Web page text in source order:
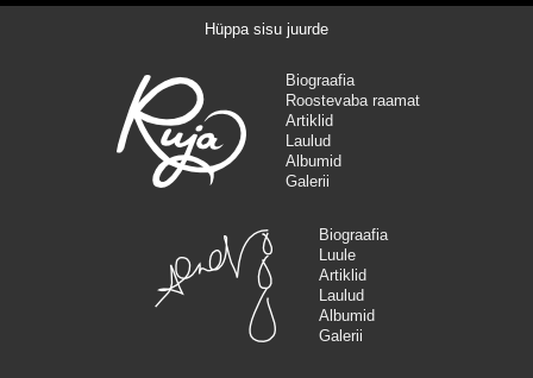
Hüppa sisu juurde
Biograafia
Roostevaba raamat
Artiklid
Laulud
Albumid
Galerii
Biograafia
Luule
Artiklid
Laulud
Albumid
Galerii